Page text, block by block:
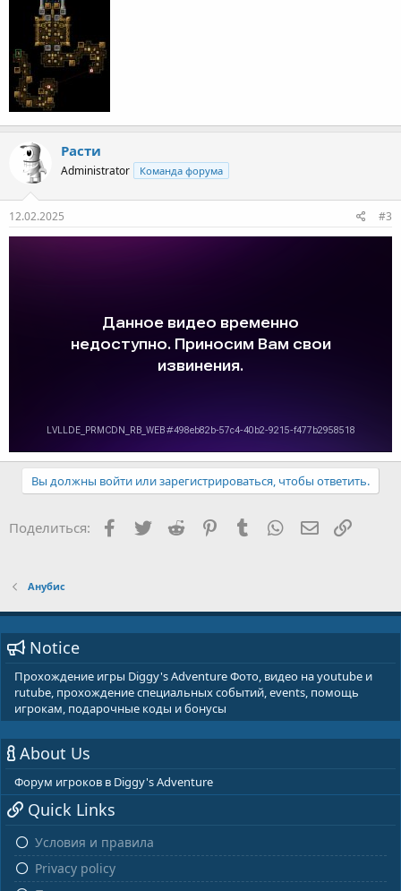
Расти
Administrator Команда форума
12.02.2025 #3
Вы должны войти или зарегистрироваться, чтобы ответить.
Поделиться: Facebook
Twitter Reddit PinterestTumblr WhatsApp
E-mail
Анубис
Notice
Прохождение игры Diggy's Adventure Фото, видео на youtube и
rutube, прохождение специальных событий, events, помощь
игрокам, подарочные коды и бонусы
About Us
Форум игроков в Diggy's Adventure
Quick Links
Условия и правила
Privacy policy